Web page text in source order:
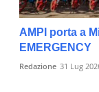
AMPI porta a
EMERGENCY
Redazione 31 Lug